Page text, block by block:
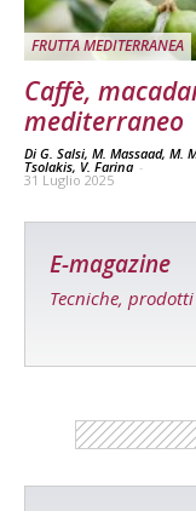
FRUTTA MEDITERRANEA
Caffè,
mediterraneo
Di G. Salsi, M. Massaad, M.
Tsolakis, V. Farina -
31 Luglio 2025
E-magazine
Tecniche,